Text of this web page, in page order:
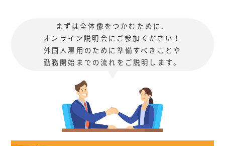
まずは全体像をつかむために、
オンライン説明会にご参加ください！
外国人雇用のために準備すべきことや
勤務開始までの流れをご説明します。